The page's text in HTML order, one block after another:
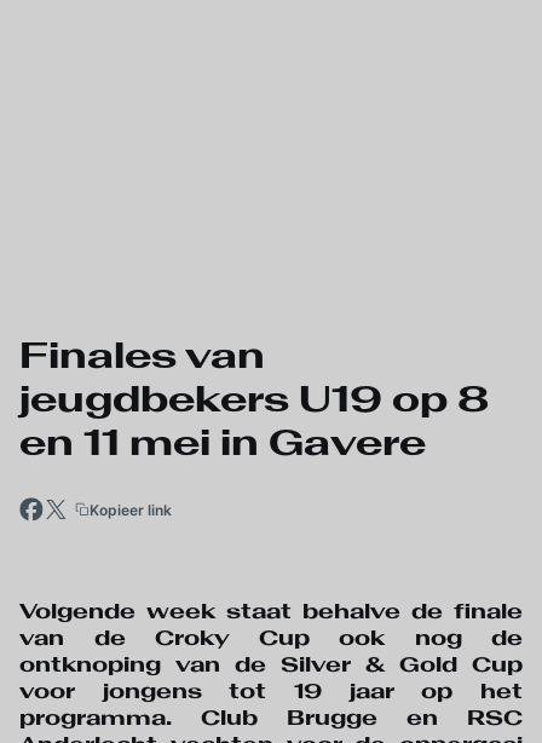
Finales van
jeugdbekers U19 op 8
en 11 mei in Gavere
Kopieer link
Volgende week staat behalve de finale
van de Croky Cup ook nog de
ontknoping van de Silver & Gold Cup
voor jongens tot 19 jaar op het
programma. Club Brugge en RSC